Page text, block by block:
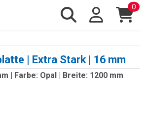
0
| Extra Stark | 16 mm
| Farbe: Opal | Breite: 1200 mm